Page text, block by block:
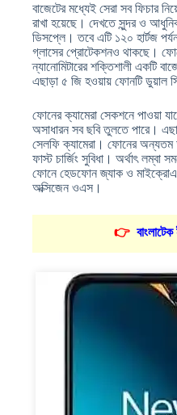
বাজেটের মধ্যেই সেরা সব ফিচার
রাখা হয়েছে। দেখতে সুন্দর ও
ডিসপ্লে। তবে এটি ১২০ হার্টজ
গ্লাসের প্রোটেকশনও থাকছে।
ন্যানোমিটারের শক্তিশালী একটি
এছাড়া ৫ জি হওয়ায় ফোনটি ডুয়াল
ফোনের ক্যামেরা সেকশনে পাওয়া
অসাধারন সব ছবি তুলতে পারে।
সেলফি ক্যামেরা। ফোনের অন্যতম
ফাস্ট চার্জিং সুবিধা। অর্থাৎ লম্বা
ফোনে হেডফোন জ্যাক ও
অক্সিজেন ওএস।
👉